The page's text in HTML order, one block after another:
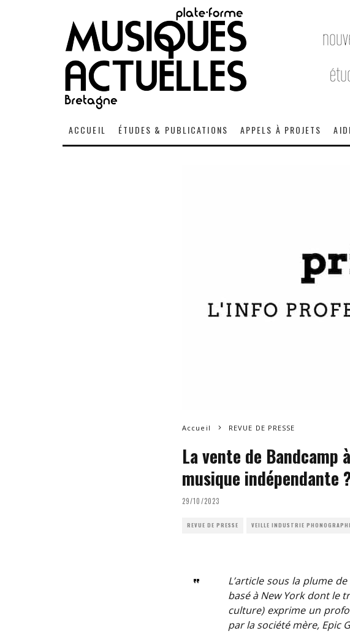
ACCUEIL ÉTUDES & PUBLICATIONS APPELS À PROJETS
Accueil REVUE DE PRESSE
La vente de Bandcamp
musique indépendante
29/10/2023
REVUE DE PRESSE VEILLE INDUSTRIE
L’article sous la plume
basé à New York dont le
culture) exprime un
par la société mère, Epic